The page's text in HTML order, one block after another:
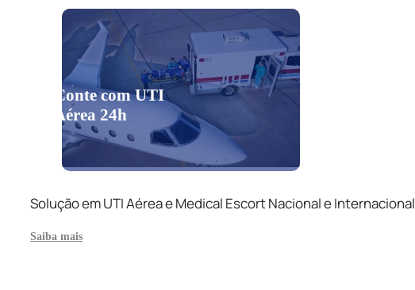
Conte com UTI
Aérea 24h
Solução em UTI Aérea e Medical Escort Nacional e Internacional
Saiba mais